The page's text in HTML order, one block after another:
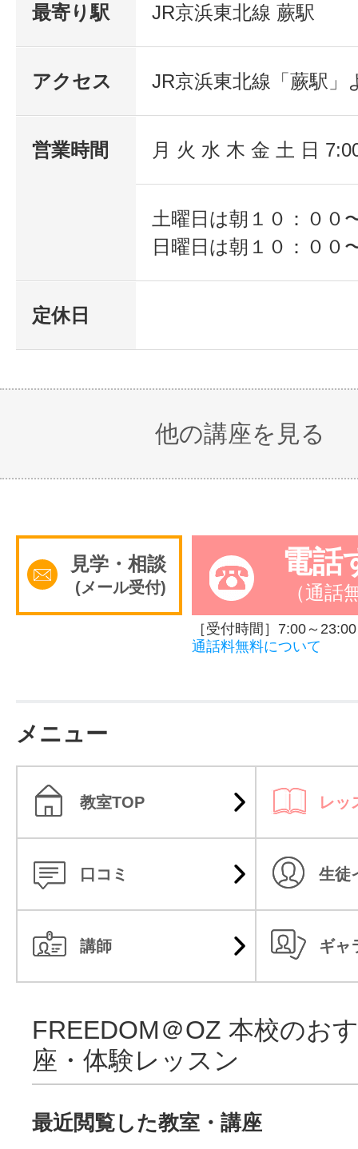
最寄り駅 JR京浜東北線 蕨駅
アクセス JR京浜東北線「蕨駅」
営業時間 月 火 水 木 金 土 日
土曜日は朝１０：００
日曜日は朝１０：００
定休日
他の講座を見る
見学・相談
(メール受付)
電話
（通話
［受付時間］7:00～23:00
通話料無料について
メニュー
教室TOP レッ
口コミ 生徒
講師 ギャ
FREEDOM＠OZ 本校のお
座・体験レッスン
最近閲覧した教室・講座